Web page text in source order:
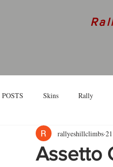
Skins Rally
Interview
Assetto
rallyeshillclimbs